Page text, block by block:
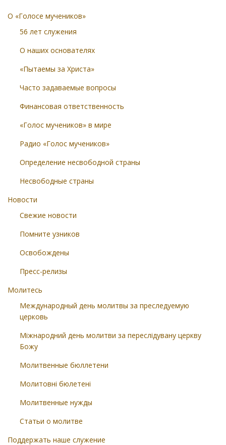
О «Голосе мучеников»
56 лет служения
О наших основателях
«Пытаемы за Христа»
Часто задаваемые вопросы
Финансовая ответственность
«Голос мучеников» в мире
Радио «Голос мучеников»
Определение несвободной страны
Несвободные страны
Новости
Свежие новости
Помните узников
Освобождены
Пресс-релизы
Молитесь
Международный день молитвы за преследуемую
церковь
Міжнародний день молитви за переслідувану церкву
Божу
Молитвенные бюллетени
Молитовні бюлетені
Молитвенные нужды
Статьи о молитве
Поддержать наше служение